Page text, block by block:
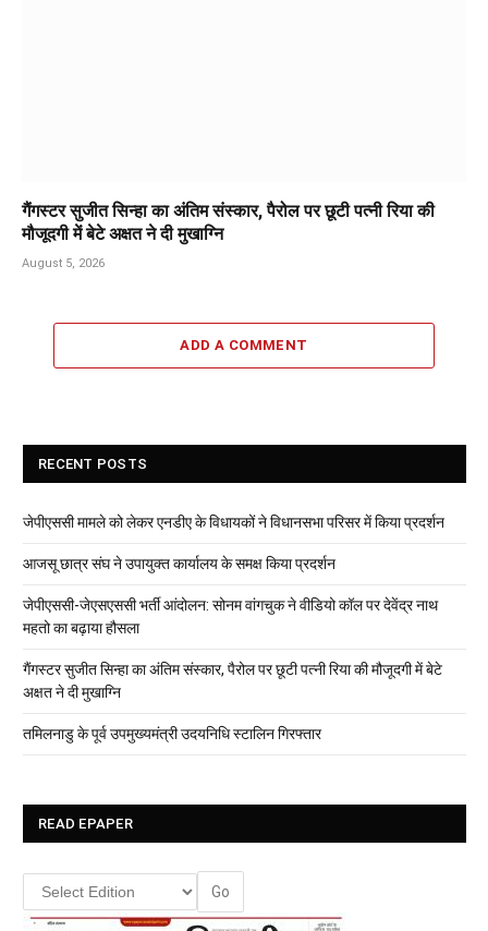
गैंगस्टर सुजीत सिन्हा का अंतिम संस्कार, पैरोल पर छूटी पत्नी रिया की
मौजूदगी में बेटे अक्षत ने दी मुखाग्नि
August 5, 2026
ADD A COMMENT
RECENT POSTS
जेपीएससी मामले को लेकर एनडीए के विधायकों ने विधानसभा परिसर में किया प्रदर्शन
आजसू छात्र संघ ने उपायुक्त कार्यालय के समक्ष किया प्रदर्शन
जेपीएससी-जेएसएससी भर्ती आंदोलन: सोनम वांगचुक ने वीडियो कॉल पर देवेंद्र नाथ
महतो का बढ़ाया हौसला
गैंगस्टर सुजीत सिन्हा का अंतिम संस्कार, पैरोल पर छूटी पत्नी रिया की मौजूदगी में बेटे
अक्षत ने दी मुखाग्नि
तमिलनाडु के पूर्व उपमुख्यमंत्री उदयनिधि स्टालिन गिरफ्तार
READ EPAPER